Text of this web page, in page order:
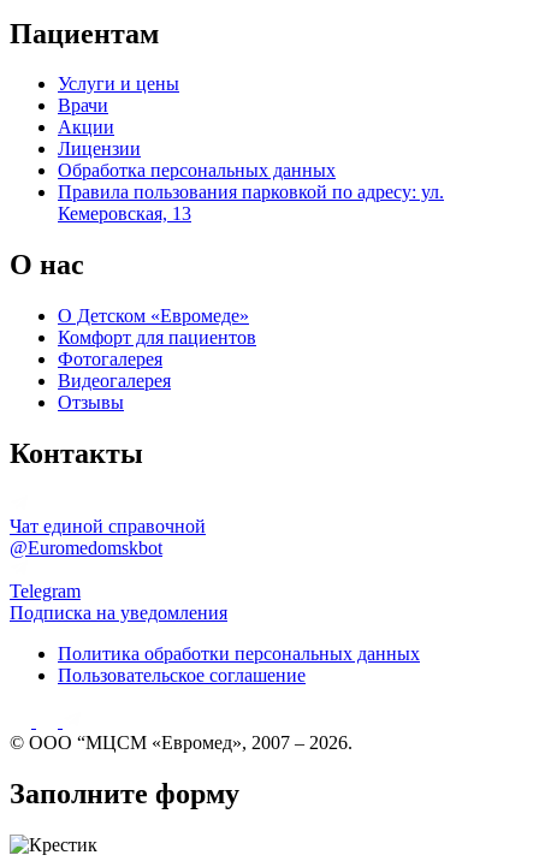
Пациентам
Услуги и цены
Врачи
Акции
Лицензии
Обработка персональных данных
Правила пользования парковкой по адресу: ул.
Кемеровская, 13
О нас
О Детском «Евромеде»
Комфорт для пациентов
Фотогалерея
Видеогалерея
Отзывы
Контакты
Чат единой справочной
@Euromedomskbot
Telegram
Подписка на уведомления
Политика обработки персональных данных
Пользовательское соглашение
© ООО “МЦСМ «Евромед», 2007 – 2026.
Заполните форму